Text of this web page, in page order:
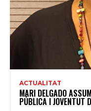
ACTUALITAT
MARI DELGADO
PÚBLICA I JOVENTUT